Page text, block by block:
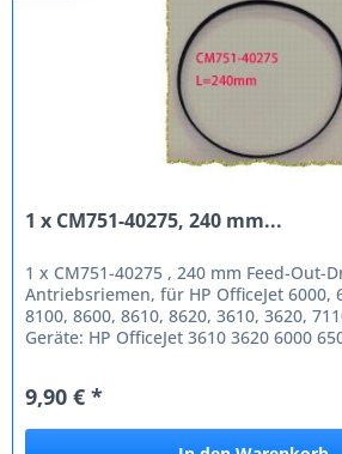
1 x CM751-40275, 240 mm...
1 x CM751-40275 , 240 mm Feed-Out-
Antriebsriemen, für HP OfficeJet 6000,
8100, 8600, 8610, 8620, 3610, 3620,
Geräte: HP OfficeJet 3610 3620 6000
9,90 € *